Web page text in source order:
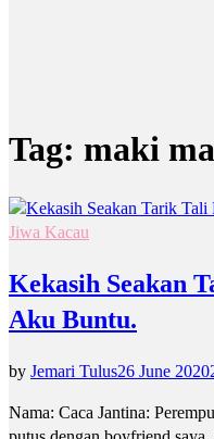
Tag: maki
Jiwa Kacau
Kekasih Seakan
Aku Buntu.
by Jemari Tulus26 June 2020
Nama: Caca Jantina: